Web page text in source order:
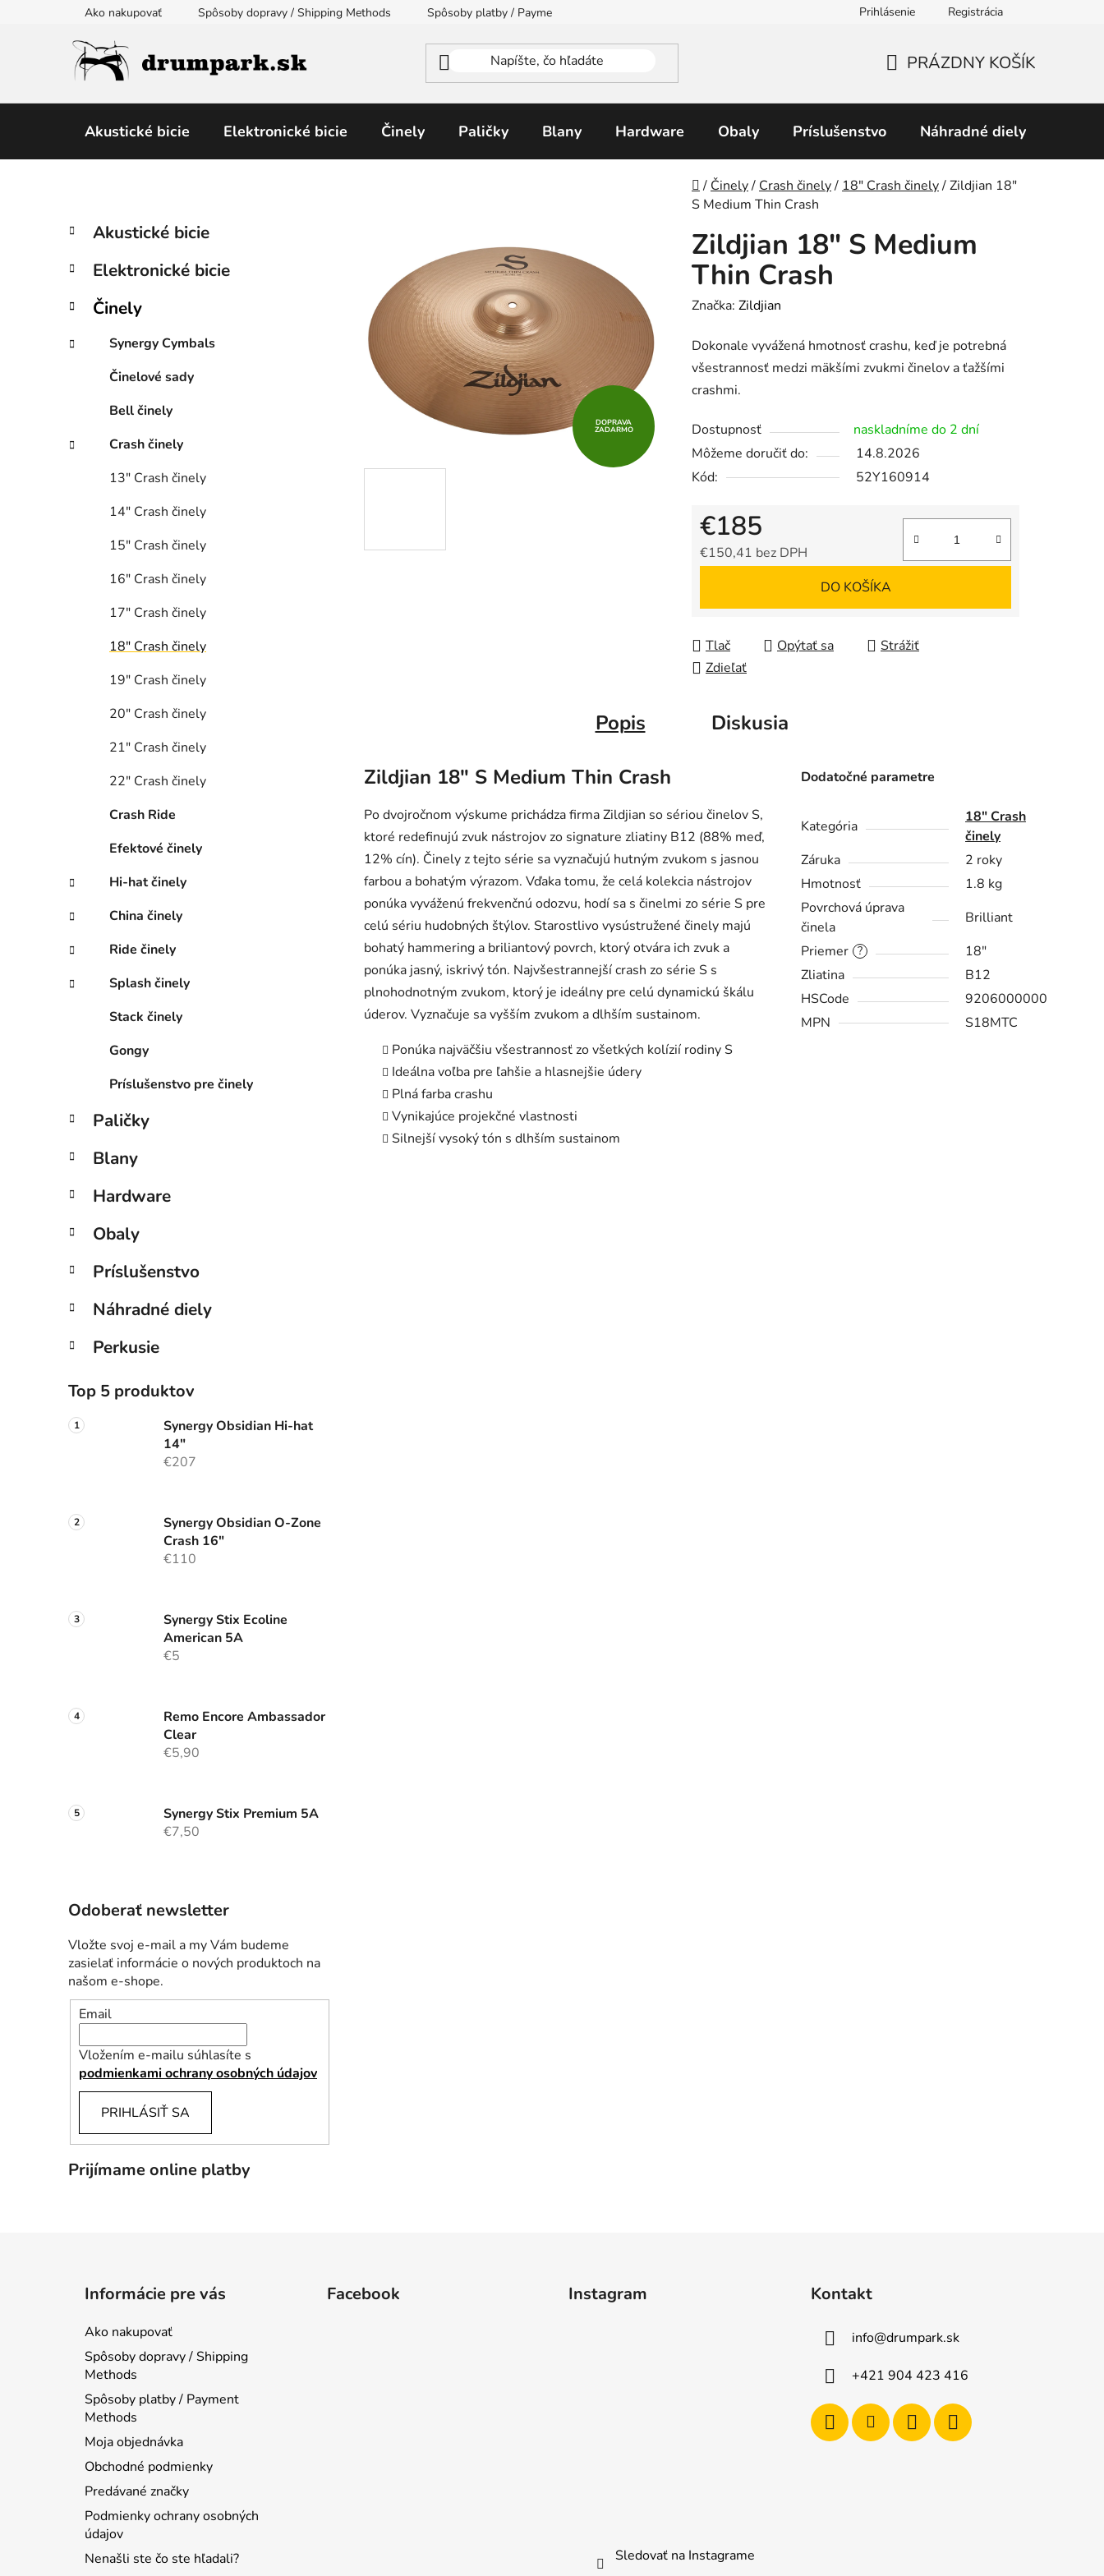
Ako nakupovať Spôsoby dopravy / Shipping Methods Spôsoby platby / Payment Methods Obchodné podmienky Predávané značky
Prihlásenie Registrácia
KOŠÍK
PRÁZDNY KOŠÍK
Akustické bicie Elektronické bicie Činely Paličky Blany Hardware Obaly Príslušenstvo Náhradné diely
Domov
/ Činely/ Crash činely/ 18″ Crash činely/Zildjian 18"
S Medium Thin Crash
B
č
ý
a
Preskočiť
kategórie
K
a
e
ó
i
Akustické bicie
Elektronické bicie
Činely
Synergy Cymbals
Činelové sady
Bell činely
Crash činely
13″ Crash či­ne­ly
14″ Crash činely
15″ Crash činely
16″ Crash činely
17″ Crash činely
18″ Crash činely
19″ Crash činely
20″ Crash činely
21″ Crash činely
22″ Crash činely
Crash Ride
Efektové činely
Hi-hat činely
China činely
Ride činely
Splash činely
Stack činely
Gongy
Príslušenstvo pre činely
Paličky
Blany
Hardware
Obaly
Príslušenstvo
Náhradné diely
Perkusie
Top 5 produktov
Synergy Obsidian Hi-hat
14"
€207
Synergy Obsidian O-Zone
Crash 16"
€110
Synergy Stix Ecoline
American 5A
€5
Remo Encore Ambassador
Clear
€5,90
Synergy Stix Premium 5A
€7,50
Odoberať newsletter
Vložte svoj e-mail a my Vám budeme
zasielať informácie o nových produktoch na
našom e-shope.
Email
Vložením e-mailu súhlasíte s
podmienkami ochrany osobných údajov
PRIHLÁSIŤ SA
Prijímame online platby
Zildjian 18" S Medium
Thin Crash
Značka: Zildjian
Dokonale vyvážená hmotnosť crashu, keď je potrebná
všestrannosť medzi mäkšími zvukmi činelov a ťažšími
crashmi.
Dostupnosť
naskladníme do 2 dní
Môžeme doručiť do:
14.8.2026
Kód:
52Y160914
€185
€150,41 bez DPH
DO KOŠÍKA
Tlač Opýtať sa
Strážiť
Zdieľať
DOPRAVA
ZADARMO
Popis Diskusia
Zildjian 18" S Medium Thin Crash
Po dvojročnom výskume prichádza firma Zildjian so sériou činelov S,
ktoré redefinujú zvuk nástrojov zo signature zliatiny B12 (88% meď,
12% cín). Činely z tejto série sa vyznačujú hutným zvukom s jasnou
farbou a bohatým výrazom. Vďaka tomu, že celá kolekcia nástrojov
ponúka vyváženú frekvenčnú odozvu, hodí sa s činelmi zo série S pre
celú sériu hudobných štýlov. Starostlivo vysústružené činely majú
bohatý hammering a briliantový povrch, ktorý otvára ich zvuk a
ponúka jasný, iskrivý tón. Najvšestrannejší crash zo série S s
plnohodnotným zvukom, ktorý je ideálny pre celú dynamickú škálu
úderov. Vyznačuje sa vyšším zvukom a dlhším sustainom.
Ponúka najväčšiu všestrannosť zo všetkých kolízií rodiny S
Ideálna voľba pre ľahšie a hlasnejšie údery
Plná farba crashu
Vynikajúce projekčné vlastnosti
Silnejší vysoký tón s dlhším sustainom
Dodatočné parametre
Kategória
18″ Crash
činely
Záruka
2 roky
Hmotnosť
1.8 kg
Povrchová úprava
činela
Brilliant
?
Priemer
18"
Zliatina
B12
HSCode
9206000000
MPN
S18MTC
Informácie pre vás
Ako nakupovať
Spôsoby dopravy / Shipping
Methods
Spôsoby platby / Payment
Methods
Moja objednávka
Obchodné podmienky
Predávané značky
Podmienky ochrany osobných
údajov
Nenašli ste čo ste hľadali?
Facebook Instagram
Sledovať na Instagrame
Kontakt
info@drumpark.sk
+421 904 423 416